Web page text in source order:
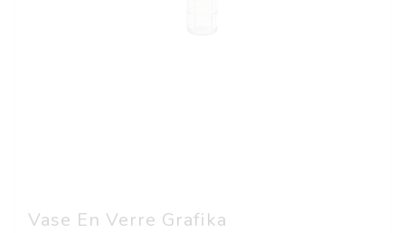
Vase En Verre Grafika